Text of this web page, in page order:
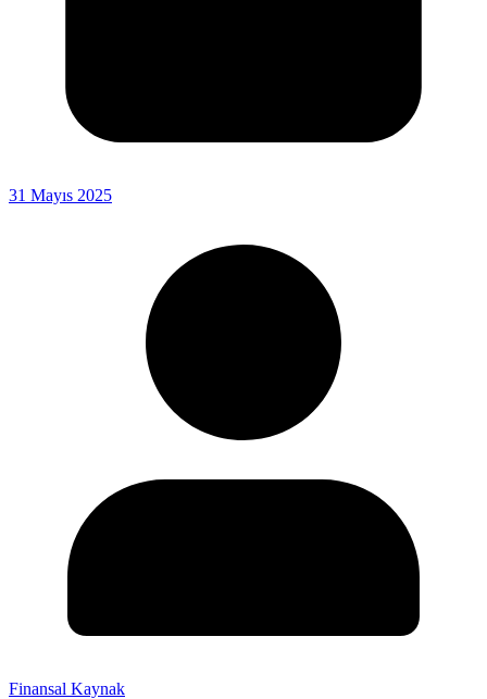
31 Mayıs 2025
Finansal Kaynak